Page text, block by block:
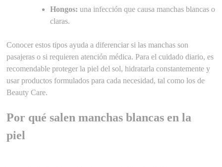
Hongos: una infección que causa manchas blancas o
claras.
Conocer estos tipos ayuda a diferenciar si las manchas son
pasajeras o si requieren atención médica. Para el cuidado diario, es
recomendable proteger la piel del sol, hidratarla constantemente y
usar productos formulados para cada necesidad, tal como los de
Beauty Care.
Por qué salen manchas blancas en la
piel